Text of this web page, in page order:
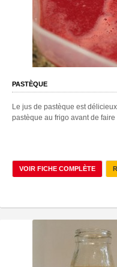
PASTÈQUE
Le jus de pastèque est
pastèque au frigo avant de
VOIR FICHE COMPLÈTE